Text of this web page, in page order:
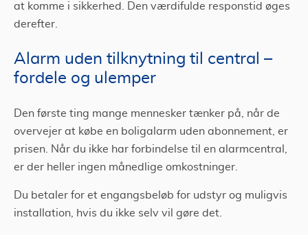
at komme i sikkerhed. Den værdifulde responstid øges
derefter.
Alarm uden tilknytning til central –
fordele og ulemper
Den første ting mange mennesker tænker på, når de
overvejer at købe en boligalarm uden abonnement, er
prisen. Når du ikke har forbindelse til en alarmcentral,
er der heller ingen månedlige omkostninger.
Du betaler for et engangsbeløb for udstyr og muligvis
installation, hvis du ikke selv vil gøre det.